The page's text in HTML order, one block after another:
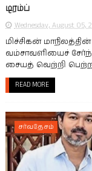
டிரம்ப்
Wednesday, August 05,
மிச்சிகன்
வம்சாவளியைச்
சையத் வெற்றி
READ MORE
சர்வதேசம்